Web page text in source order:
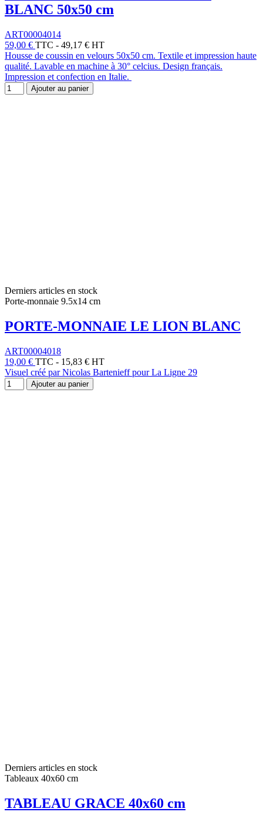
BLANC 50x50 cm
ART00004014
59,00 € TTC - 49,17 € HT
Housse de coussin en velours 50x50 cm. Textile et impression haute
qualité. Lavable en machine à 30° celcius. Design français.
Impression et confection en Italie.
Ajouter au panier
Derniers articles en stock
Porte-monnaie 9.5x14 cm
PORTE-MONNAIE LE LION BLANC
ART00004018
19,00 € TTC - 15,83 € HT
Visuel créé par Nicolas Bartenieff pour La Ligne 29
Ajouter au panier
Derniers articles en stock
Tableaux 40x60 cm
TABLEAU GRACE 40x60 cm